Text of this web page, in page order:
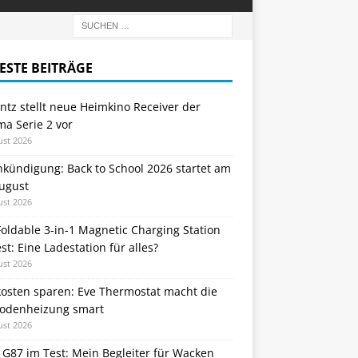
BEITRÄGE
stellt neue Heimkino Receiver der
Serie 2 vor
2026
Back to School 2026 startet am
2026
3-in-1 Magnetic Charging Station
Eine Ladestation für alles?
2026
sparen: Eve Thermostat macht die
smart
2026
im Test: Mein Begleiter für Wacken